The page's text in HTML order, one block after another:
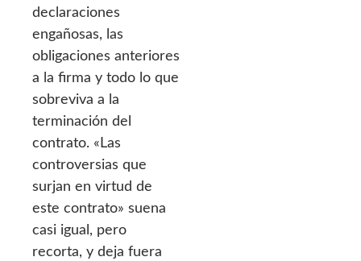
declaraciones
engañosas, las
obligaciones anteriores
a la firma y todo lo que
sobreviva a la
terminación del
contrato. «Las
controversias que
surjan en virtud de
este contrato» suena
casi igual, pero
recorta, y deja fuera